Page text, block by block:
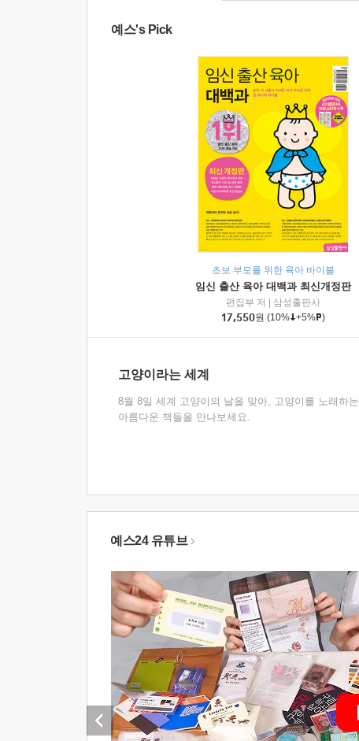
예스's Pick
초보 부모를 위한 육아 바이블
임신 출산 육아 대백과 최신개정판
편집부 저
삼성출판사
17,550원 (10% +5% )
고양이라는 세계
8월 8일 세계 고양이의 날을 맞아, 고양이를 노래하는
아름다운 책들을 만나보세요.
예스24 유튜브